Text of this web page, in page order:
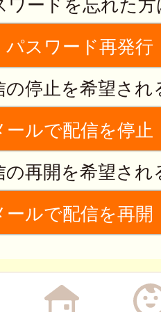
パスワード再発行
の停止を希望され
ールで配信を停止
の再開を希望され
ールで配信を再開